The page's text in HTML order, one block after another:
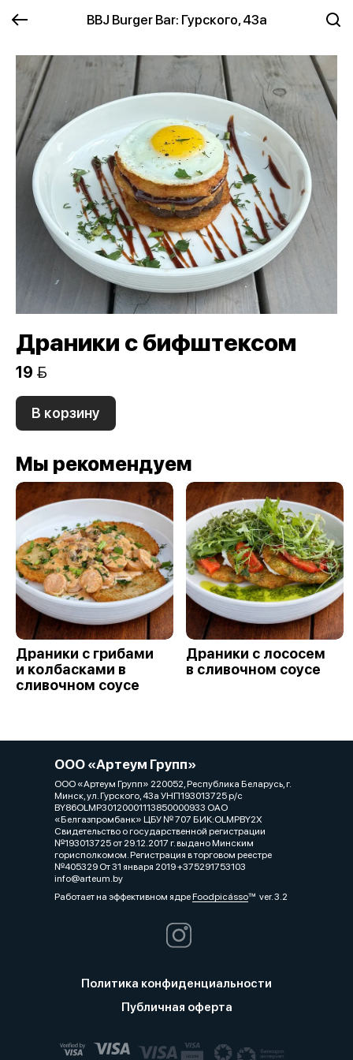
BBJ Burger Bar: Гурского, 43а
Драники с бифштексом
19 
В корзину
Мы рекомендуем
Драники с грибами
и колбасками в
сливочном соусе
Драники с лососем
в сливочном соусе
ООО «Артеум Групп»
ООО «Артеум Групп» 220052, Республика Беларусь, г.
Минск, ул. Гурского, 43а УНП193013725 р/с
BY86OLMP30120001113850000933 ОАО
«Белгазпромбанк» ЦБУ № 707 БИК:OLMPBY2X
Свидетельство о государственной регистрации
№193013725 от 29.12.2017 г. выдано Минским
горисполкомом. Регистрация в торговом реестре
№405329 От 31 января 2019 +375291753103
info@arteum.by
Работает на эффективном ядреFoodpicássover. 3.2
Политика конфиденциальности
Публичная оферта